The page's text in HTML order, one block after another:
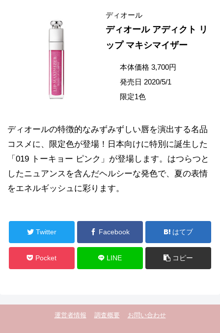
ディオール
ディオール アディクト リ
ップ マキシマイザー
本体価格 3,700円
発売日 2020/5/1
限定1色
ディオールの特徴的なみずみずしい唇を演出する名品
コスメに、限定色が登場！日本向けに特別に誕生した
「019 トーキョー ピンク」が登場します。はつらつと
したニュアンスを含んだヘルシーな発色で、夏の表情
をエネルギッシュに彩ります。
Twitter Facebook はてブ
Pocket LINE コピー
運営者情報 調査概要 お問い合わせ